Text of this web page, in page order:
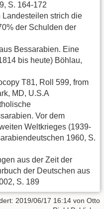
S. 164-172
strich die
der Schulden der
Bessarabien. Eine
bis heute) Böhlau,
T81, Roll 599, from
MD, U.S.A
Vor dem
Weltkrieges (1939-
1960, S.
aus der Zeit der
der Deutschen aus
S. 189
2019/06/17 16:14 von Otto